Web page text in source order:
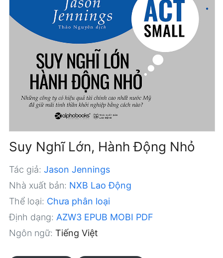
Suy Nghĩ Lớn, Hành Động Nhỏ
Tác giả: Jason Jennings
Nhà xuất bản: NXB Lao Động
Thể loại: Chưa phân loại
Định dạng: AZW3 EPUB MOBI PDF
Ngôn ngữ: Tiếng Việt